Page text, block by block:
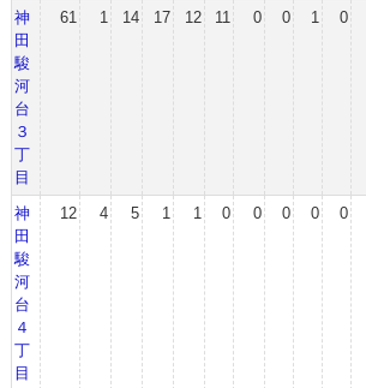
神
田
駿
河
台
３
丁
目
61 1 14 17 12 11 0 0 1 0
神
田
駿
河
台
４
丁
目
12 4 5 1 1 0 0 0 0 0